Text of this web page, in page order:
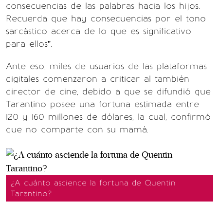
consecuencias de las palabras hacia los hijos.
Recuerda que hay consecuencias por el tono
sarcástico acerca de lo que es significativo
para ellos”.
Ante eso, miles de usuarios de las plataformas
digitales comenzaron a criticar al también
director de cine, debido a que se difundió que
Tarantino posee una fortuna estimada entre
120 y 160 millones de dólares, la cual, confirmó
que no comparte con su mamá.
¿A cuánto asciende la fortuna de Quentin
Tarantino?